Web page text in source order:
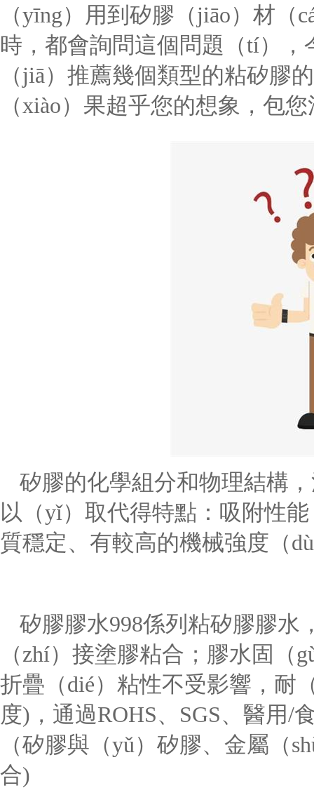
（yīng）用到矽膠（jiāo）材（
時，都會詢問這個問題（tí）
（jiā）推薦幾個類型的粘矽膠
（xiào）果超乎您的想象，包
矽膠的化學組分和物理結構
以（yǐ）取代得特點：吸附性
質穩定、有較高的機械強度（
矽膠膠水998係列粘矽膠膠水
（zhí）接塗膠粘合；膠水固
折疊（dié）粘性不受影響， 耐
度) ， 通過ROHS、 SGS、醫用/
（矽膠與（yǔ）矽膠、金屬（
合)